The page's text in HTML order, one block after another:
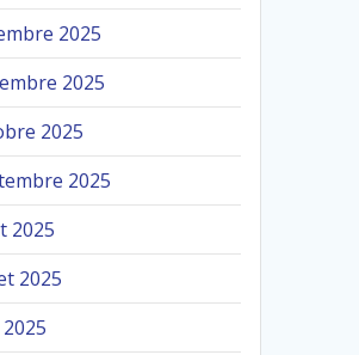
2025
2025
2025
2025
2025
2025